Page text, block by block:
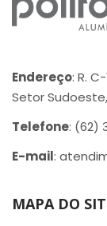
Endereço: R.
Setor
Telefone: (62)
E-mail:
MAPA DO